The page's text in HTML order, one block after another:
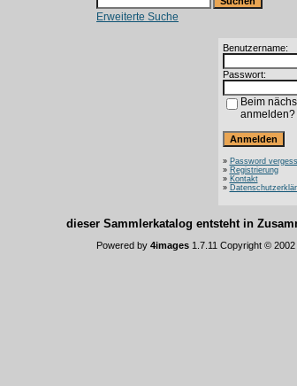
Erweiterte Suche
Benutzername:
Passwort:
Beim
anmelden?
» Password
» Registrierung
» Kontakt
»
dieser Sammlerkatalog entsteht in
Powered by 4images 1.7.11 Copyright © 2002